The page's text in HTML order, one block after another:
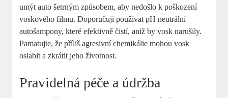
umýt auto šetrným způsobem, aby nedošlo k poškození
voskového filmu. Doporučuji používat pH neutrální
autošampony, které efektivně čistí, aniž by vosk narušily.
Pamatujte, že příliš agresivní chemikálie mohou vosk
oslabit a zkrátit jeho životnost.
Pravidelná péče a údržba